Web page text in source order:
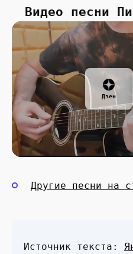
Видео песни
Дзен
Другие песни на
Источник текста: